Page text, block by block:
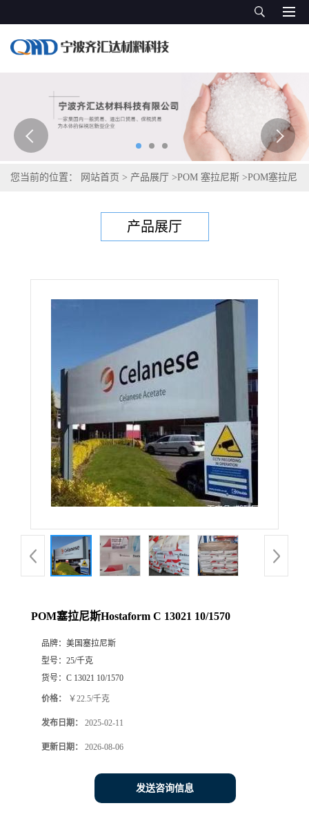
您当前的位置： 网站首页 > 产品展厅 >POM 塞拉尼斯 >POM塞拉尼
产品展厅
POM塞拉尼斯Hostaform C 13021 10/1570
品牌： 美国塞拉尼斯
型号： 25/千克
货号： C 13021 10/1570
价格： ￥22.5/千克
发布日期： 2025-02-11
更新日期： 2026-08-06
发送咨询信息